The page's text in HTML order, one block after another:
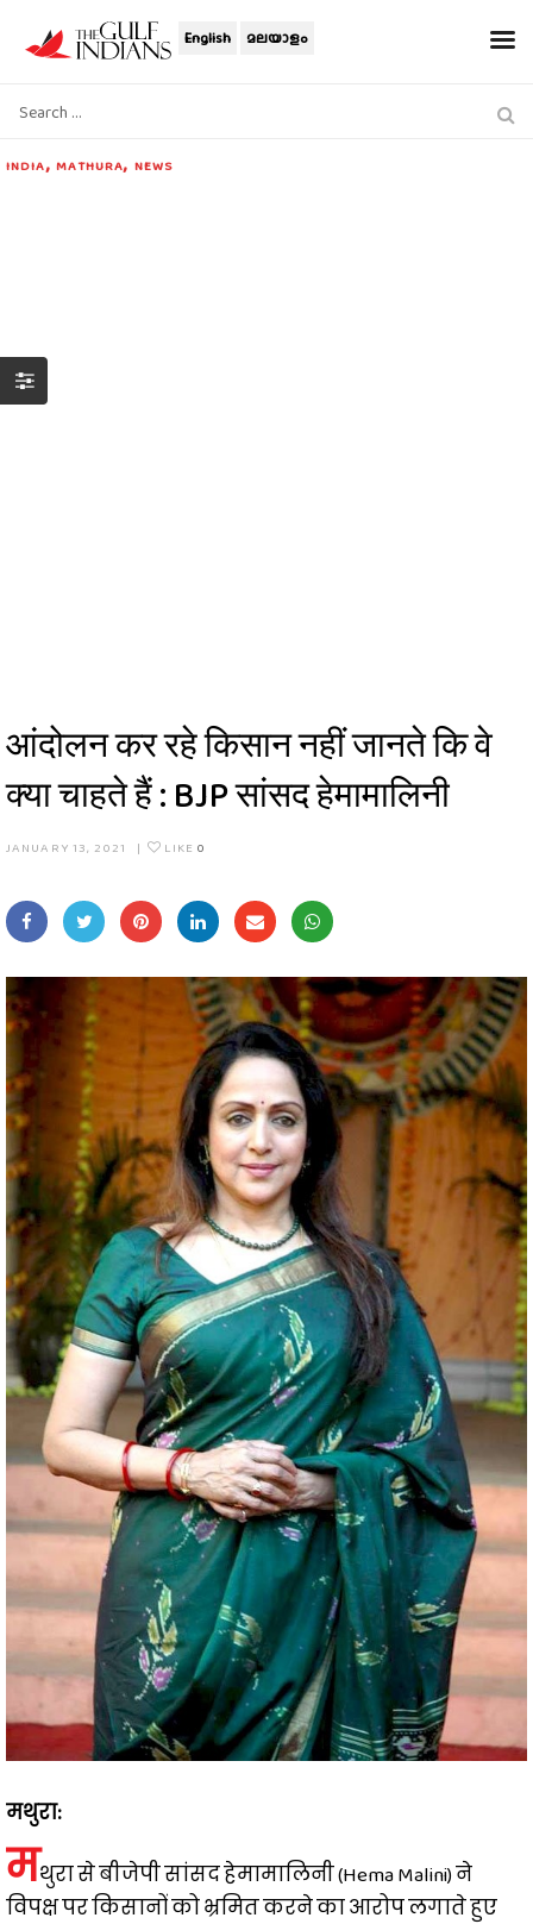
English മലയാളം
INDIA, MATHURA, NEWS
आंदोलन कर रहे किसान नहीं जानते कि वे
क्या चाहते हैं : BJP सांसद हेमामालिनी
JANUARY 13, 2021 | LIKE 0
मथुरा:
मथुरा से बीजेपी सांसद हेमामालिनी (Hema Malini) ने
विपक्ष पर किसानों को भ्रमित करने का आरोप लगाते हुए